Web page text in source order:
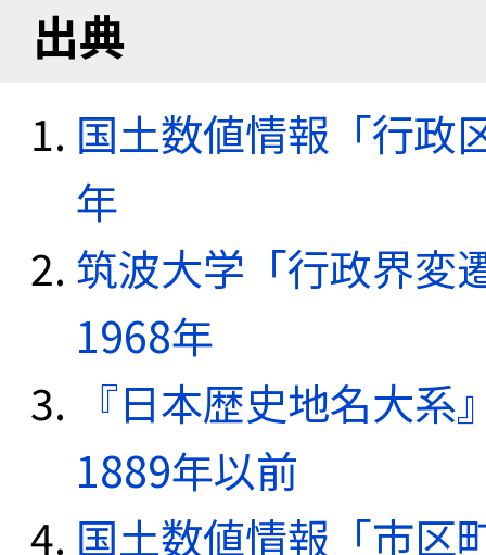
出典
国土数値情報「行政
年
筑波大学「行政界変
1968年
『日本歴史地名大
1889年以前
国土数値情報「市区